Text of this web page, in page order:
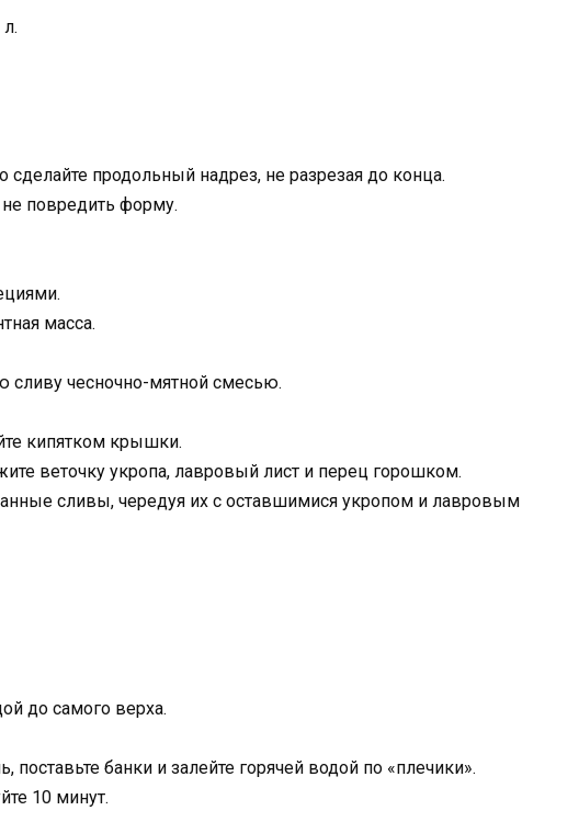
продольный надрез, не разрезая до конца.
не повредить форму.
масса.
сливу чесночно-мятной смесью.
кипятком крышки.
веточку укропа, лавровый лист и перец горошком.
сливы, чередуя их с оставшимися укропом и лавровым
до самого верха.
поставьте банки и залейте горячей водой по «плечики».
10 минут.